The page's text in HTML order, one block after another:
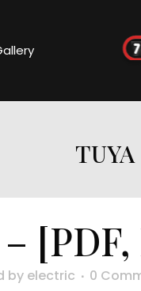
[PDF,
by electric 0